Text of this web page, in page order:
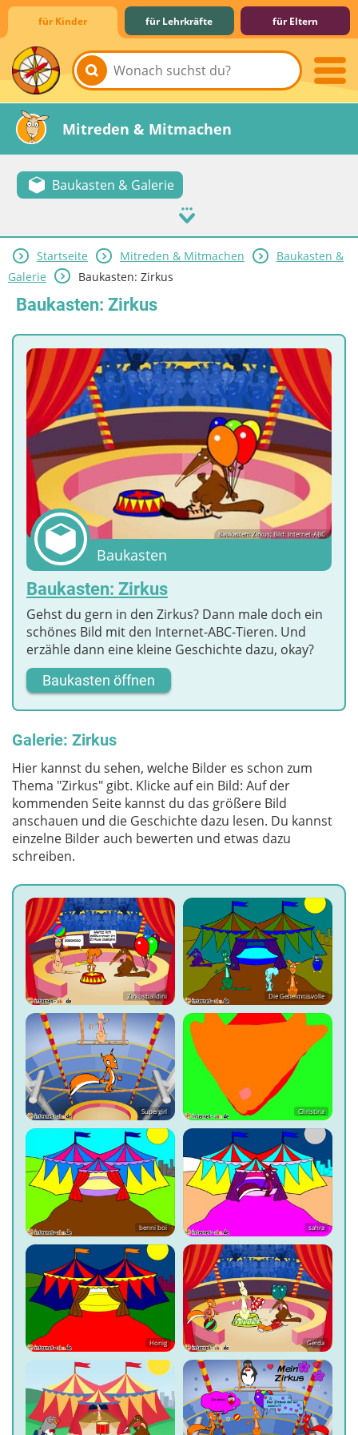
für Kinder für Lehrkräfte für Eltern
Lernen & Schule
Hobby & Freizeit
Spiel & Spaß
Mitreden & Mitmachen
Baukasten & Galerie
Startseite Mitreden & Mitmachen
Baukasten &
Galerie
Baukasten: Zirkus
Baukasten: Zirkus
Baukasten: Zirkus; Bild: Internet-ABC
Baukasten
Baukasten: Zirkus
Gehst du gern in den Zirkus? Dann male doch ein
schönes Bild mit den Internet-ABC-Tieren. Und
erzähle dann eine kleine Geschichte dazu, okay?
Baukasten öffnen
Galerie: Zirkus
Hier kannst du sehen, welche Bilder es schon zum
Thema "Zirkus" gibt. Klicke auf ein Bild: Auf der
kommenden Seite kannst du das größere Bild
anschauen und die Geschichte dazu lesen. Du kannst
einzelne Bilder auch bewerten und etwas dazu
schreiben.
Zirkusballdini Die Geheimnisvolle
Supergirl Christina
benni boi sahra
Honig Gerda